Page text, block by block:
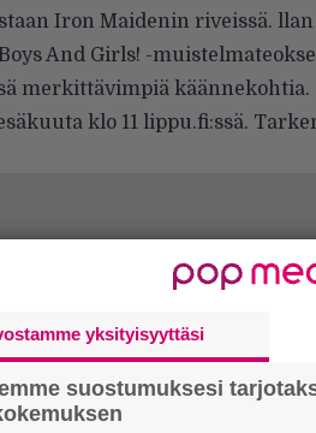
Iron Maidenin riveissä.
And Girls! -
merkittävimpiä käännekohtia.
klo 11 lippu.fi:ssä.
yksityisyyttäsi
suostumuksesi